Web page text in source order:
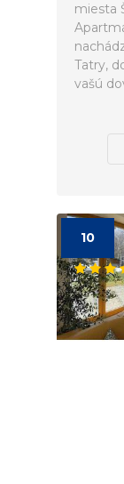
miesta
Tatry,
vašú
10